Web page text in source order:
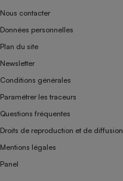
Nous contacter
Données personnelles
Plan du site
Newsletter
Conditions générales
Paramétrer les traceurs
Questions fréquentes
Droits de reproduction et de diffusion
Mentions légales
Panel